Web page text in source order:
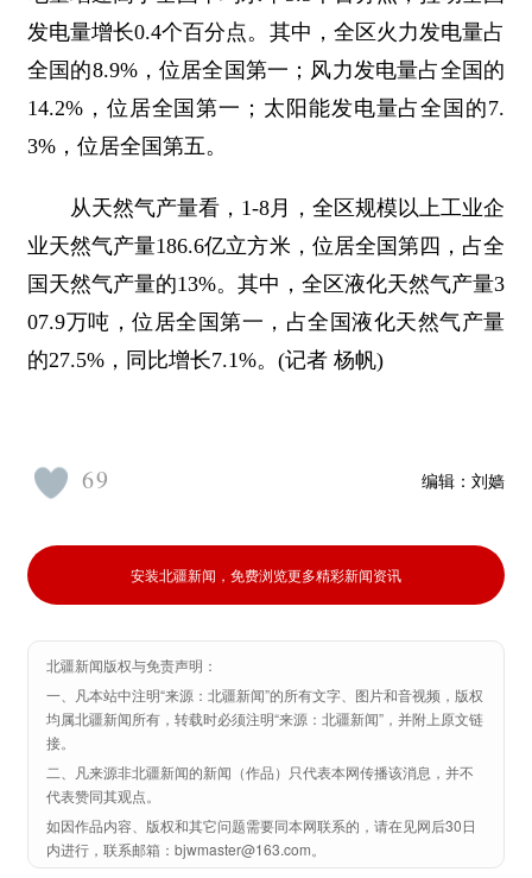
发电量增长0.4个百分点。其中，全区火力发电量占
全国的8.9%，位居全国第一；风力发电量占全国的
14.2%，位居全国第一；太阳能发电量占全国的7.
3%，位居全国第五。
从天然气产量看，1-8月，全区规模以上工业企
业天然气产量186.6亿立方米，位居全国第四，占全
国天然气产量的13%。其中，全区液化天然气产量3
07.9万吨，位居全国第一，占全国液化天然气产量
的27.5%，同比增长7.1%。(记者 杨帆)
编辑： 刘嫱
69
安装北疆新闻，免费浏览更多精彩新闻资讯
北疆新闻版权与免责声明：
一、凡本站中注明“来源：北疆新闻”的所有文字、图片和音视频，版权
均属北疆新闻所有，转载时必须注明“来源：北疆新闻”，并附上原文链
接。
二、凡来源非北疆新闻的新闻（作品）只代表本网传播该消息，并不
代表赞同其观点。
如因作品内容、版权和其它问题需要同本网联系的，请在见网后30日
内进行，联系邮箱：bjwmaster@163.com。